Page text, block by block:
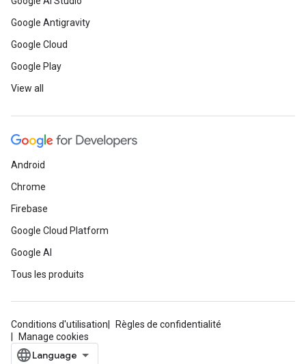
Google Antigravity
Google Cloud
Google Play
View all
Android
Chrome
Firebase
Google Cloud Platform
Google AI
Tous les produits
Conditions d'utilisation
Règles de confidentialité
Manage cookies